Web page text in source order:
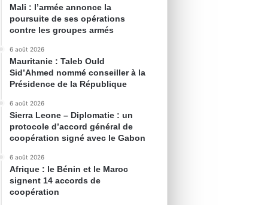
Mali : l’armée annonce la
poursuite de ses opérations
contre les groupes armés
6 août 2026
Mauritanie : Taleb Ould
Sid’Ahmed nommé conseiller à la
Présidence de la République
6 août 2026
Sierra Leone – Diplomatie : un
protocole d’accord général de
coopération signé avec le Gabon
6 août 2026
Afrique : le Bénin et le Maroc
signent 14 accords de
coopération